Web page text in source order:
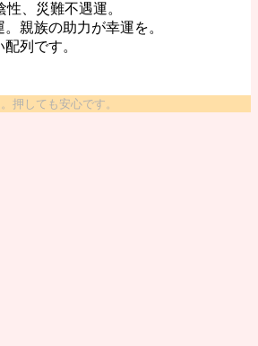
、災難不遇運。
親族の助力が幸運を。
列です。
押しても安心です。